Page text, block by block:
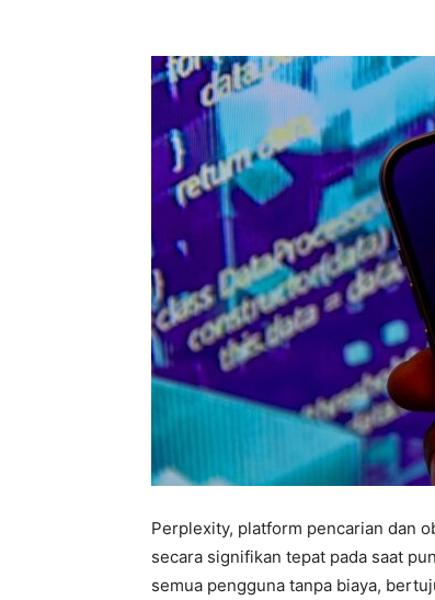
Perplexity, platform pencarian dan
secara signifikan tepat pada saat
semua pengguna tanpa biaya,